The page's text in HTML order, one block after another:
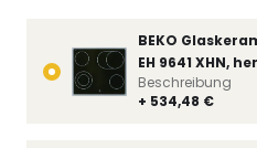
BEKO
EH 9641 XHN,
+ 534,48 €
Beschreibung